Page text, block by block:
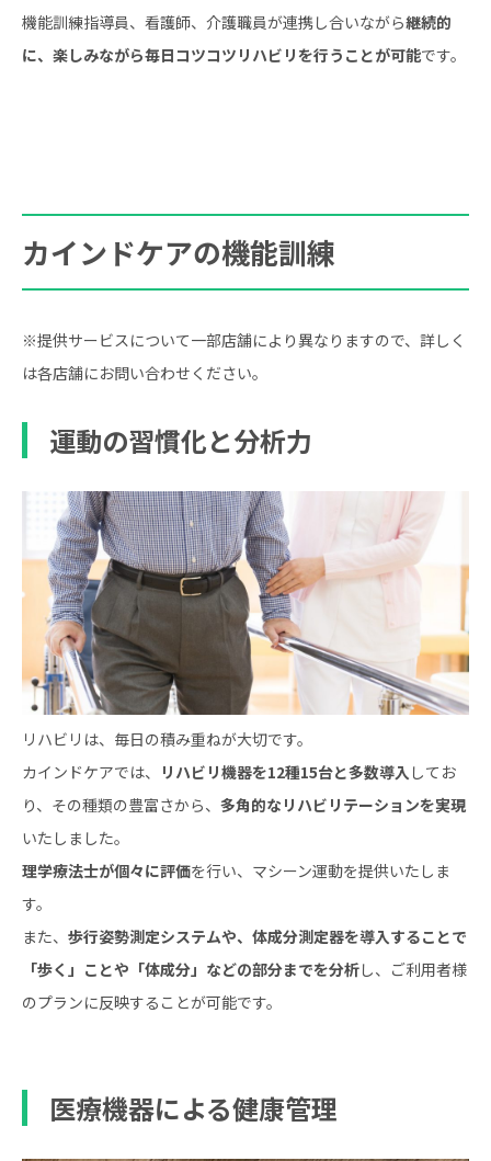
機能訓練指導員、看護師、介護職員が連携し合いながら継続的
に、楽しみながら毎日コツコツリハビリを行うことが可能です。
カインドケアの機能訓練
※提供サービスについて一部店舗により異なりますので、詳しく
は各店舗にお問い合わせください。
運動の習慣化と分析力
リハビリは、毎日の積み重ねが大切です。
カインドケアでは、 リハビリ機器を12種15台と多数導入 してお
り、その種類の豊富さから、 多角的なリハビリテーションを実現
いたしました。
理学療法士が個々に評価を行い、マシーン運動を提供いたしま
す。
また、 歩行姿勢測定システムや、体成分測定器を導入することで
「歩く」ことや「体成分」などの部分までを分析し、ご利用者様
のプランに反映することが可能です。
医療機器による健康管理